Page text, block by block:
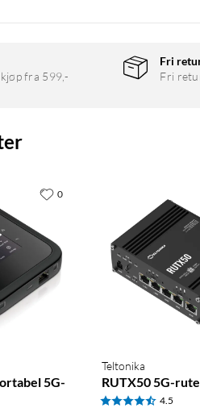
n20/n28/n38/n40/
fra 599,-
Fri
Fri
5G-
0
Teltonika
RUTX50 5G-
4.5